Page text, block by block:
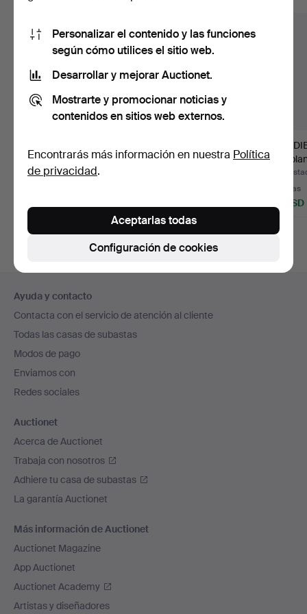
plata, OPI.
Subastado 27 jul 2026
oro de 18K.
oro
9 pujas
71 USD
en
el
pie
de
página
Ayuda y contacto
Contacta con el servicio de atención al cliente
Todas las casas de subastas
Modos de pago
Enviamos con
Redes sociales
Auctionet
Acerca de Auctionet
Trabaja con nosotros
Adhiere tu casa de subastas
La garantía Auctionet
Más información de Auctionet
Auctionet Magazine
App Auctionet
Auctionet Academy
Artistas y diseñadores
Personalizar el contenido y las funciones
según cómo utilices el sitio web.
Desarrollar y mejorar Auctionet.
Mostrarte y promocionar noticias y
contenidos en sitios web externos.
Encontrarás más información en nuestra Política
de privacidad.
Configuración de cookies
Aceptarlas todas